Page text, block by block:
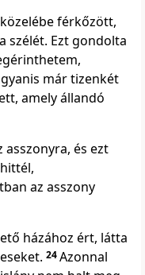
férkőzött,
szélét. Ezt gondolta
már tizenkét
amely állandó
és ezt
az asszony
házához ért, látta
24Azonnal